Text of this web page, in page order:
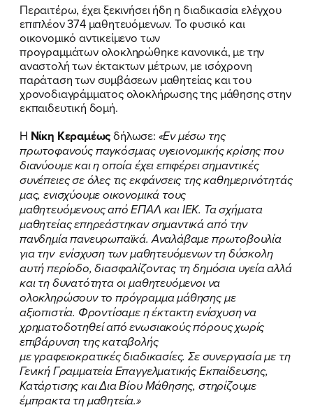
ΠΟΙΑ ΕΙΜΑΙ
ΕΡΓΟ
ΕΚΔΗΛΩΣΕΙΣ
ΝΕΑ
ΕΛΑ ΚΙ ΕΣΥ
FB IN TW YT LN VB TIKTOK
Περαιτέρω, έχει ξεκινήσει ήδη η διαδικασία ελέγχου
επιπλέον 374 μαθητευόμενων. Το φυσικό και
οικονομικό αντικείμενο των
προγραμμάτων ολοκληρώθηκε κανονικά, με την
αναστολή των έκτακτων μέτρων, με ισόχρονη
παράταση των συμβάσεων μαθητείας και του
χρονοδιαγράμματος ολοκλήρωσης της μάθησης στην
εκπαιδευτική δομή.
Η Νίκη Κεραμέωςδήλωσε: «Εν μέσω της
πρωτοφανούς παγκόσμιας υγειονομικής κρίσης που
διανύουμε και η οποία έχει επιφέρει σημαντικές
συνέπειες σε όλες τις εκφάνσεις της καθημερινότητάς
μας, ενισχύουμε οικονομικά τους
μαθητευόμενους από ΕΠΑΛ και ΙΕΚ. Τα σχήματα
μαθητείας επηρεάστηκαν σημαντικά από την
πανδημία πανευρωπαϊκά. Αναλάβαμε πρωτοβουλία
για την ενίσχυση των μαθητευόμενων τη δύσκολη
αυτή περίοδο, διασφαλίζοντας τη δημόσια υγεία αλλά
και τη δυνατότητα οι μαθητευόμενοι να
ολοκληρώσουν το πρόγραμμα μάθησης με
αξιοπιστία. Φροντίσαμε η έκτακτη ενίσχυση να
χρηματοδοτηθεί από ενωσιακούς πόρους χωρίς
επιβάρυνση της καταβολής
με γραφειοκρατικές διαδικασίες. Σε συνεργασία με τη
Γενική Γραμματεία Επαγγελματικής Εκπαίδευσης,
Κατάρτισης και Δια Βίου Μάθησης, στηρίζουμε
έμπρακτα τη μαθητεία.»